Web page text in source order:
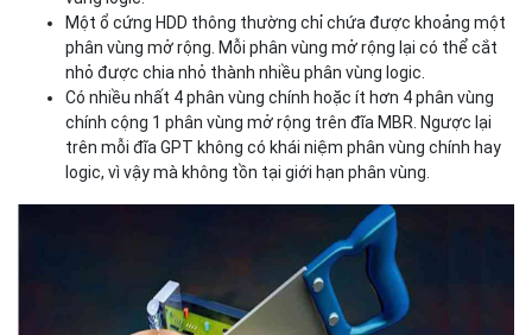
Một ổ cứng HDD thông thường chỉ chứa được khoảng một
phân vùng mở rộng. Mỗi phân vùng mở rộng lại có thể cắt
nhỏ được chia nhỏ thành nhiều phân vùng logic.
Có nhiều nhất 4 phân vùng chính hoặc ít hơn 4 phân vùng
chính cộng 1 phân vùng mở rộng trên đĩa MBR. Ngược lại
trên mỗi đĩa GPT không có khái niệm phân vùng chính hay
logic, vì vậy mà không tồn tại giới hạn phân vùng.